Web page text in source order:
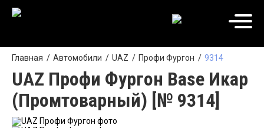
Главная Автомобили UAZ Профи Фургон 9314
UAZ Профи Фургон Base Икар
(Промтоварный) [№ 9314]